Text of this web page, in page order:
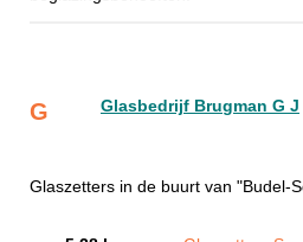
G Glasbedrijf Brugman G J
Glaszetters in de buurt van "Budel-